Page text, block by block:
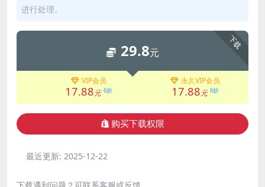
进行处理。
下载
29.8元
VIP会员
17.88元 6折
永久VIP会员
17.88元 6折
购买下载权限
最近更新: 2025-12-22